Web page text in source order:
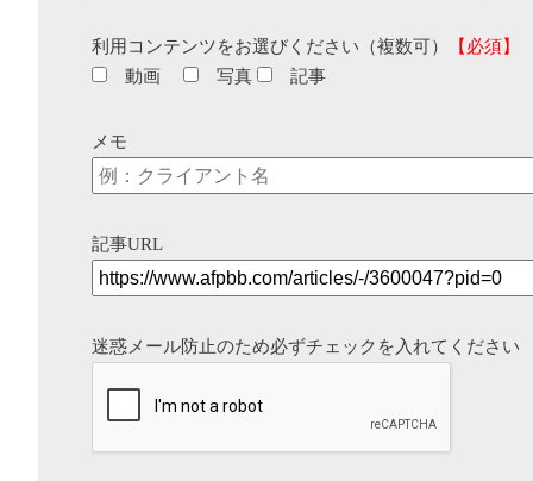
利用コンテンツをお選びください（複数可）
【必須】
動画
写真 記事
メモ
記事URL
迷惑メール防止のため必ずチェックを入れてください